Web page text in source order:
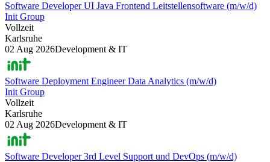
Software Developer UI Java Frontend Leitstellensoftware (m/w/d)
Init Group
Vollzeit
Karlsruhe
02 Aug 2026Development & IT
Software Deployment Engineer Data Analytics (m/w/d)
Init Group
Vollzeit
Karlsruhe
02 Aug 2026Development & IT
Software Developer 3rd Level Support und DevOps (m/w/d)